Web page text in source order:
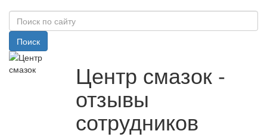
Поиск
Центр смазок -
отзывы
сотрудников